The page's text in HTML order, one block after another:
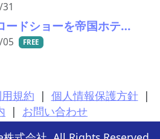
MRAIロードショーを帝国ホテルで開催 「MRAI国際ビジネスサミット(IBS2026)」、日本のリサイクル企業に参加呼びかけ
FREE
規約 | 個人情報保護方針 |
| お問い合わせ